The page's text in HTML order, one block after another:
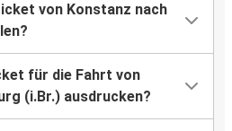
von Konstanz nach
für die Fahrt von
(i.Br.) ausdrucken?